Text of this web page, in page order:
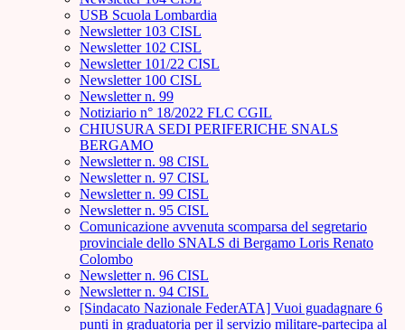
USB Scuola Lombardia
Newsletter 103 CISL
Newsletter 102 CISL
Newsletter 101/22 CISL
Newsletter 100 CISL
Newsletter n. 99
Notiziario n° 18/2022 FLC CGIL
CHIUSURA SEDI PERIFERICHE SNALS
BERGAMO
Newsletter n. 98 CISL
Newsletter n. 97 CISL
Newsletter n. 99 CISL
Newsletter n. 95 CISL
Comunicazione avvenuta scomparsa del segretario
provinciale dello SNALS di Bergamo Loris Renato
Colombo
Newsletter n. 96 CISL
Newsletter n. 94 CISL
[Sindacato Nazionale FederATA] Vuoi guadagnare 6
punti in graduatoria per il servizio militare-partecipa al